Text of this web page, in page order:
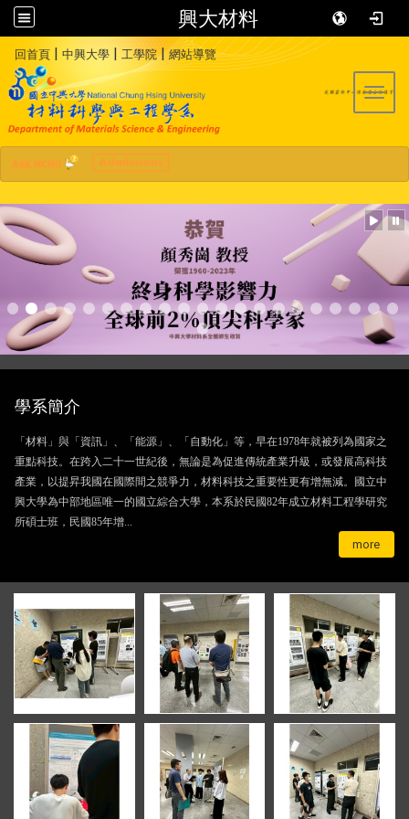
興大材料
回首頁 | 中興大學 | 工學院|網站導覽
學系簡介
「材料」與「資訊」、「能源」、「自動化」等，早在1978年就被列為國家之
重點科技。在跨入二十一世紀後，無論是為促進傳統產業升級，或發展高科技
產業，以提昇我國在國際間之競爭力，材料科技之重要性更有增無減。國立中
興大學為中部地區唯一的國立綜合大學，本系於民國82年成立材料工程學研究
所碩士班，民國85年增...
more